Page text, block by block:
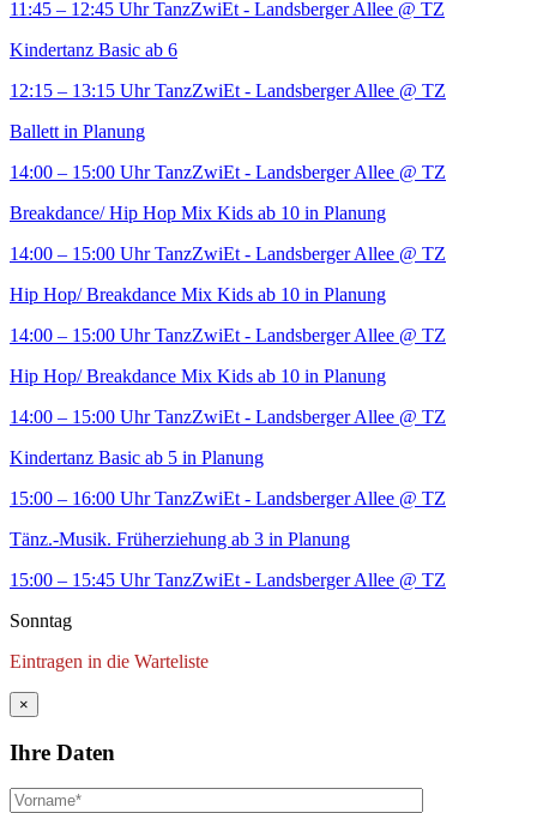
11:45 – 12:45 Uhr TanzZwiEt - Landsberger Allee @ TZ
Kindertanz Basic ab 6
12:15 – 13:15 Uhr TanzZwiEt - Landsberger Allee @ TZ
Ballett in Planung
14:00 – 15:00 Uhr TanzZwiEt - Landsberger Allee @ TZ
Breakdance/ Hip Hop Mix Kids ab 10 in Planung
14:00 – 15:00 Uhr TanzZwiEt - Landsberger Allee @ TZ
Hip Hop/ Breakdance Mix Kids ab 10 in Planung
14:00 – 15:00 Uhr TanzZwiEt - Landsberger Allee @ TZ
Hip Hop/ Breakdance Mix Kids ab 10 in Planung
14:00 – 15:00 Uhr TanzZwiEt - Landsberger Allee @ TZ
Kindertanz Basic ab 5 in Planung
15:00 – 16:00 Uhr TanzZwiEt - Landsberger Allee @ TZ
Tänz.-Musik. Früherziehung ab 3 in Planung
15:00 – 15:45 Uhr TanzZwiEt - Landsberger Allee @ TZ
Sonntag
Eintragen in die Warteliste
×
Ihre Daten